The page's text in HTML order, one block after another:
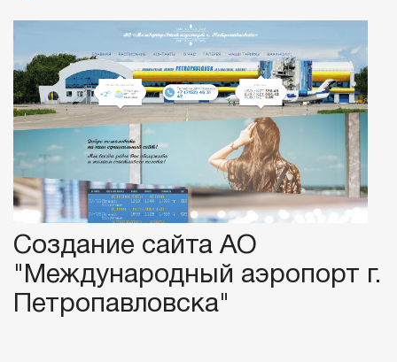
Создание сайта АО
"Международный аэропорт г.
Петропавловска"